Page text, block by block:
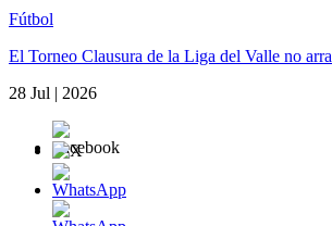
Fútbol
El Torneo Clausura de la Liga del Valle no
28 Jul | 2026